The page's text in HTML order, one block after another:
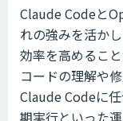
Claude Codeと
れの強みを活か
効率を高めるこ
コードの理解や
Claude Codeに
期実行といった